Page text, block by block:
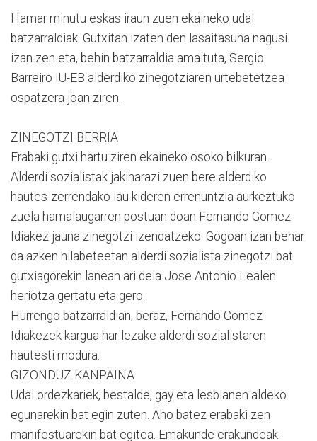
Hamar minutu eskas iraun zuen ekaineko udal
batzarraldiak. Gutxitan izaten den lasaitasuna nagusi
izan zen eta, behin batzarraldia amaituta, Sergio
Barreiro IU-EB alderdiko zinegotziaren urtebetetzea
ospatzera joan ziren.
ZINEGOTZI BERRIA
Erabaki gutxi hartu ziren ekaineko osoko bilkuran.
Alderdi sozialistak jakinarazi zuen bere alderdiko
hautes-zerrendako lau kideren errenuntzia aurkeztuko
zuela hamalaugarren postuan doan Fernando Gomez
Idiakez jauna zinegotzi izendatzeko. Gogoan izan behar
da azken hilabeteetan alderdi sozialista zinegotzi bat
gutxiagorekin lanean ari dela Jose Antonio Lealen
heriotza gertatu eta gero.
Hurrengo batzarraldian, beraz, Fernando Gomez
Idiakezek kargua har lezake alderdi sozialistaren
hautesti modura.
GIZONDUZ KANPAINA
Udal ordezkariek, bestalde, gay eta lesbianen aldeko
egunarekin bat egin zuten. Aho batez erabaki zen
manifestuarekin bat egitea. Emakunde erakundeak